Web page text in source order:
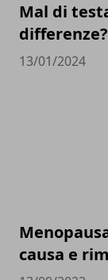
Mal di
differenze?
13/01/2024
causa e